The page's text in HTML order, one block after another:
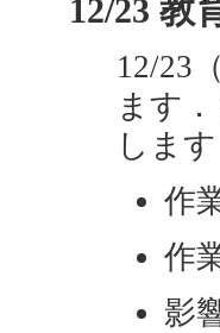
12/23 教
12/23
ます
します
作
作
影